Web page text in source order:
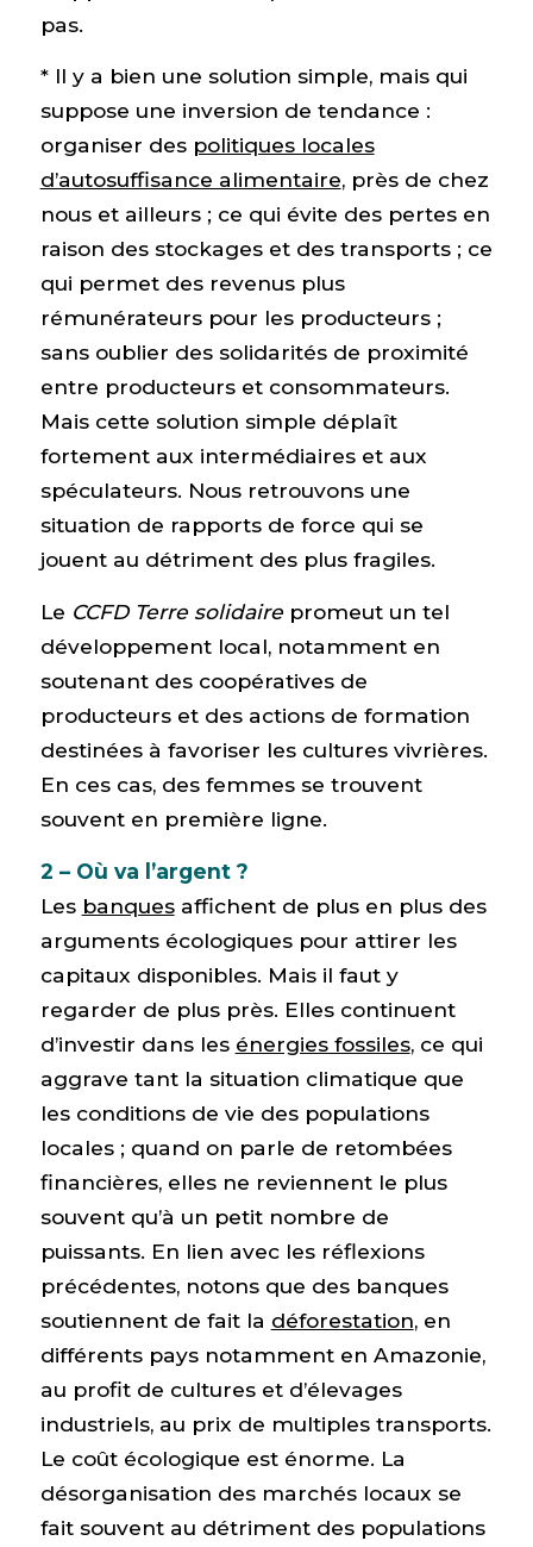
pas.
* Il y a bien une solution simple, mais qui
suppose une inversion de tendance :
organiser des politiques locales
d’autosuffisance alimentaire, près de chez
nous et ailleurs ; ce qui évite des pertes en
raison des stockages et des transports ; ce
qui permet des revenus plus
rémunérateurs pour les producteurs ;
sans oublier des solidarités de proximité
entre producteurs et consommateurs.
Mais cette solution simple déplaît
fortement aux intermédiaires et aux
spéculateurs. Nous retrouvons une
situation de rapports de force qui se
jouent au détriment des plus fragiles.
Le CCFD Terre solidairepromeut un tel
développement local, notamment en
soutenant des coopératives de
producteurs et des actions de formation
destinées à favoriser les cultures vivrières.
En ces cas, des femmes se trouvent
souvent en première ligne.
2 – Où va l’argent ?
Les banquesaffichent de plus en plus des
arguments écologiques pour attirer les
capitaux disponibles. Mais il faut y
regarder de plus près. Elles continuent
d’investir dans les énergies fossiles, ce qui
aggrave tant la situation climatique que
les conditions de vie des populations
locales ; quand on parle de retombées
financières, elles ne reviennent le plus
souvent qu’à un petit nombre de
puissants. En lien avec les réflexions
précédentes, notons que des banques
soutiennent de fait la déforestation, en
différents pays notamment en Amazonie,
au profit de cultures et d’élevages
industriels, au prix de multiples transports.
Le coût écologique est énorme. La
désorganisation des marchés locaux se
fait souvent au détriment des populations